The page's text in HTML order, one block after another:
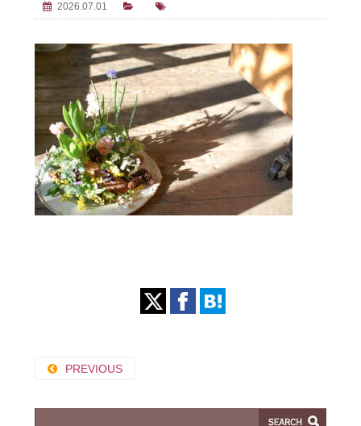
2026.07.01
PREVIOUS